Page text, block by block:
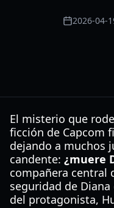
2026-04-
El misterio que
ficción de Capcom
dejando a muchos
candente: ¿muere
compañera central
seguridad de
del protagonista,